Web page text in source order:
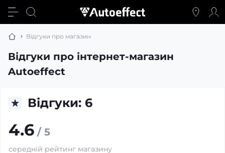
Відгуки про магазин
Відгуки про інтернет-магазин
Autoeffect
Відгуки: 6
4.6 / 5
середній рейтинг магазину